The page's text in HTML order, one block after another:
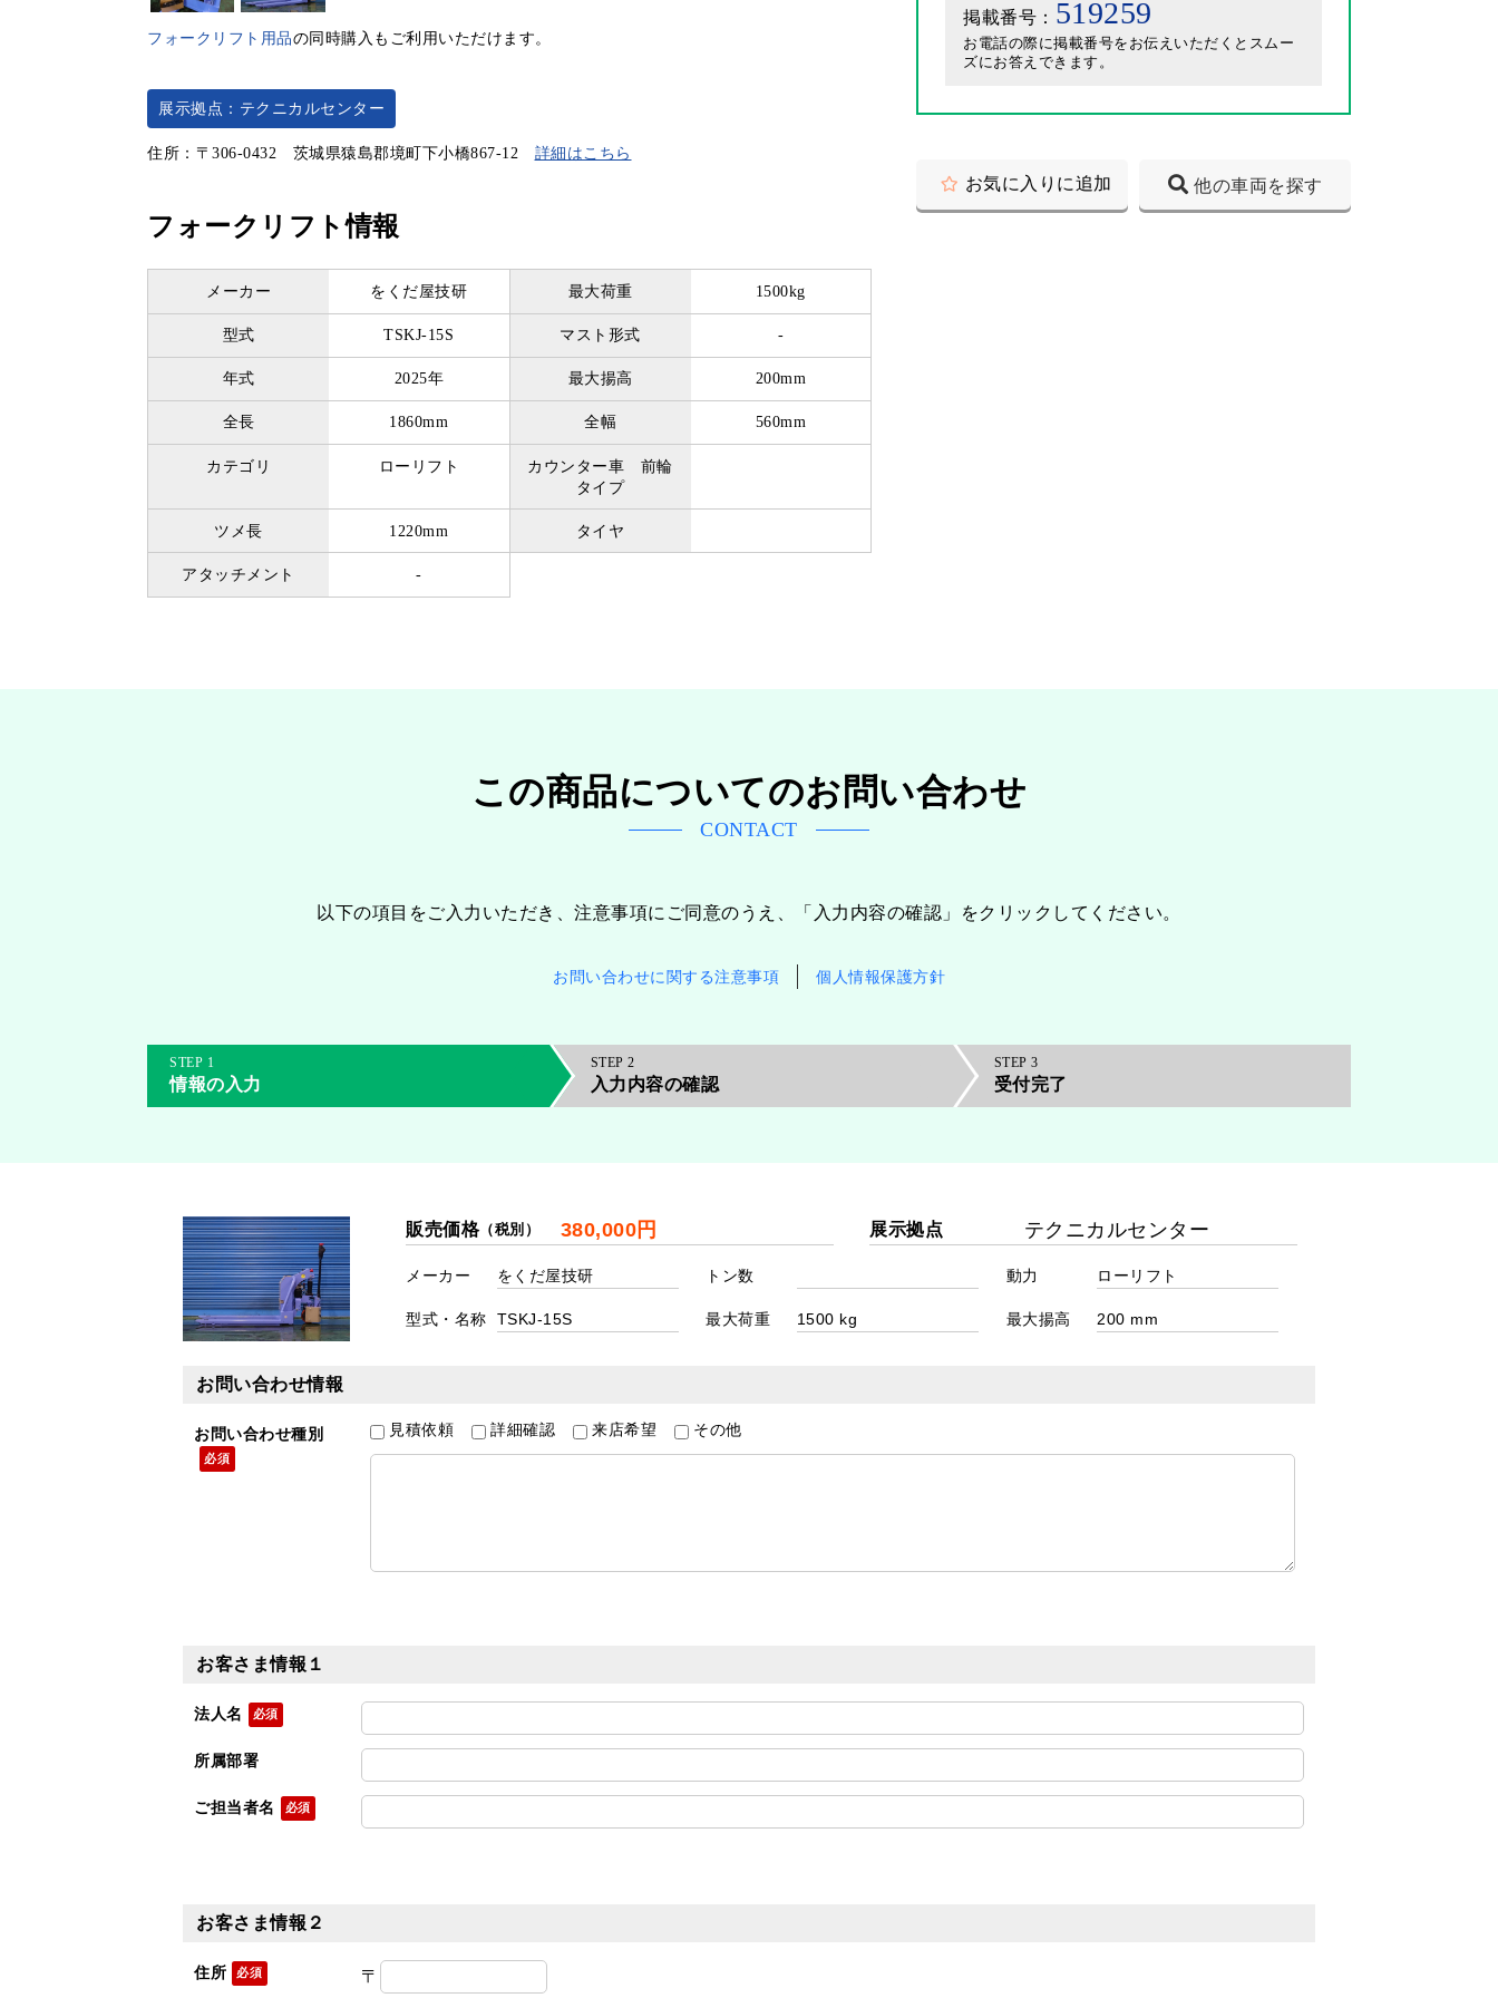
フォークリフト用品の同時購入もご利用いただけます。
展示拠点：テクニカルセンター
住所：〒306-0432 茨城県猿島郡境町下小橋867-12 詳細はこちら
フォークリフト情報
メーカー をくだ屋技研 最大荷重 1500kg
型式 TSKJ-15S マスト形式 -
年式 2025年 最大揚高 200mm
全長 1860mm 全幅 560mm
カテゴリ ローリフト
カウンター車 前輪
タイプ
ツメ長 1220mm タイヤ
アタッチメント -
掲載番号： 519259
お電話の際に掲載番号をお伝えいただくとスムー
ズにお答えできます。
お気に入りに追加 他の車両を探す
この商品についてのお問い合わせ
CONTACT
以下の項目をご入力いただき、注意事項にご同意のうえ、「入力内容の確認」をクリックしてください。
お問い合わせに関する注意事項 個人情報保護方針
1
情報の入力
2
入力内容の確認
3
受付完了
販売価格（税別） 展示拠点
メーカー トン数 動力
型式・名称 最大荷重 最大揚高
お問い合わせ情報
お問い合わせ種別 見積依頼 詳細確認 来店希望 その他
お客さま情報１
法人名
所属部署
ご担当者名
お客さま情報２
住所 〒